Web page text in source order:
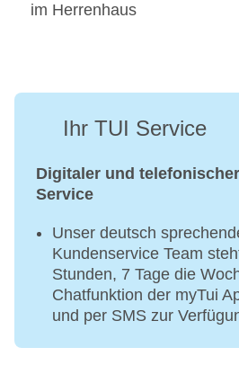
im Herrenhaus
Ihr TUI Service
Digitaler und
Service
Unser deutsch
Kundenservice Team
Stunden, 7 Tage die
Chatfunktion der myTui
und per SMS zur